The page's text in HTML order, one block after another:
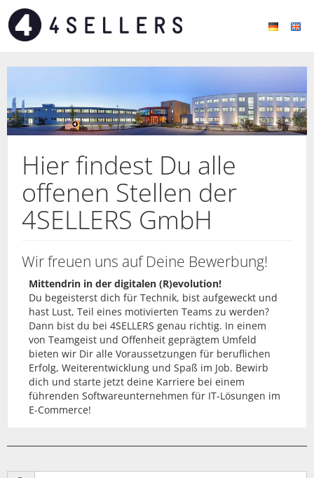
Hier findest Du alle
offenen Stellen der
4SELLERS GmbH
Wir freuen uns auf Deine Bewerbung!
Mittendrin in der digitalen (R)evolution!
Du begeisterst dich für Technik, bist aufgeweckt und
hast Lust, Teil eines motivierten Teams zu werden?
Dann bist du bei 4SELLERS genau richtig. In einem
von Teamgeist und Offenheit geprägtem Umfeld
bieten wir Dir alle Voraussetzungen für beruflichen
Erfolg, Weiterentwicklung und Spaß im Job. Bewirb
dich und starte jetzt deine Karriere bei einem
führenden Softwareunternehmen für IT-Lösungen im
E-Commerce!